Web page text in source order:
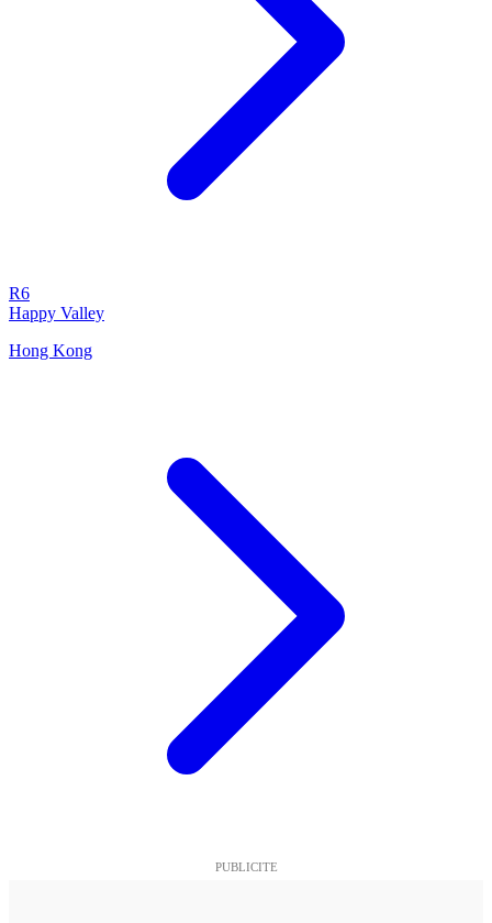
R6
Happy Valley
Hong Kong